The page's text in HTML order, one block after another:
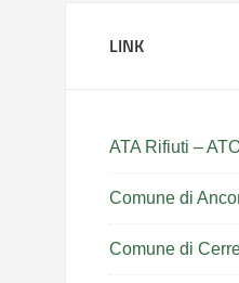
LINK
ATA Rifiuti –
Comune di
Comune di